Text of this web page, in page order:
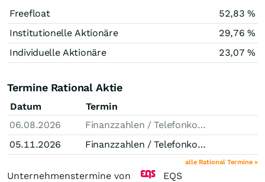
Freefloat
52,83 %
Institutionelle Aktionäre
29,76 %
Individuelle Aktionäre
23,07 %
Termine Rational Aktie
Datum
Termin
06.08.2026
Finanzzahlen / Telefonkonferenz Halbjahr 2026
05.11.2026
Finanzzahlen / Telefonkonferenz 9 Monate 2026
alle Rational Termine »
Unternehmenstermine von EQS